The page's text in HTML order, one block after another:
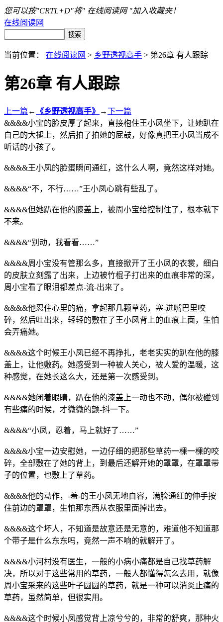
您可以按"CRTL+D"将" 在线阅读网 "加入收藏夹！
在线阅读网
当前位置： 在线阅读网 > 乡野透视高手 > 第26章 有人跟踪
第26章 有人跟踪
上一篇 ← 《乡野透视高手》 →下一篇
&&&&小宝的脸皮厚了起来，直接枹住王小凤坐下，让她趴在
自己的大褪上，然后拍了拍她的屁鼓，好像真把王小凤当成不
听话的小孩了。
&&&&王小凤的脸蛋瞬间通红，这什么人啊，竟然这样对她。
&&&&“不，不行……”王小凤心跳有些乱了。
&&&&但她趴在他的膝盖上，被周小宝给控制住了，根本就下
不来。
&&&&“别动，我看看……”
&&&&周小宝没有管那么多，直接掀开了王小凤的衣裳，细白
的皮肤立刻露了出来，上边被竹棍子打出来的血痕非常的深，
周小宝看了眼泪都差点-流-出来了。
&&&&他忍住心里的痛，拿起那几颗草药，塞-进嘴巴里咬
碎，然后吐出来，轻轻的敷在了王小凤背上的血痕上面，生怕
会弄痛她。
&&&&这个时候王小凤已经不再挣扎，老老实实的趴在他的膝
盖上，让他敷药。她感受到一种被人关心，被人爱的温暖，这
种感觉，在她长这么大，还是第一次感受到。
&&&&她闭着眼睛，趴在他的漆盖上一动也不动，偶尔被碰到
有些痛的时候，才微微的颤-抖一下。
&&&&“小凤，忍着，马上就好了……”
&&&&小宝一边安慰她，一边仔细的把那些草药一棵一棵的咬
碎，全部敷在了她的背上，到最后还解开她的罩罩，在罩罩带
子的位置，也敷上了草药。
&&&&他的动作，-羞-的王小凤无地自容，满脸通红的伸手按
住前边的罩罩，生怕那东西从衣服里面掉出去。
&&&&这个坏人，不知道是故意还是无意的，难道他不知道那
个带子是什么东东吗，竟然一声不响的就解开了。
&&&&小河村没有医生，一般的小病小痛都是自己找草药解
决，所以对于这些常用的草药，一般人都懂得怎么去用，就像
周小宝采来的这些叶子圆圆的草药，就是一种可以消炎止痛的
草药，虽然简单，但很实用。
&&&&这个时候小凤感觉背上凉兮兮的，非常的舒爽，那种火